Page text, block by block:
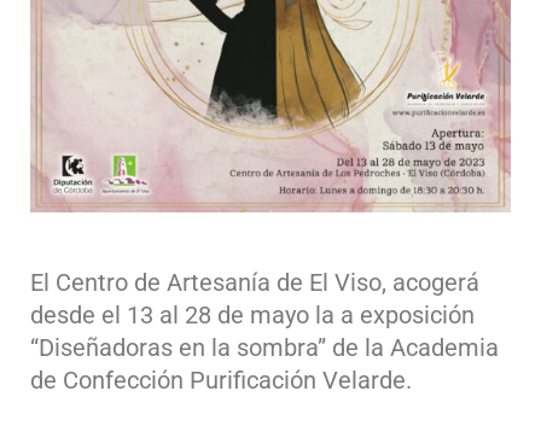
El Centro de Artesanía de El Viso, acogerá
desde el 13 al 28 de mayo la a exposición
“Diseñadoras en la sombra” de la Academia
de Confección Purificación Velarde.